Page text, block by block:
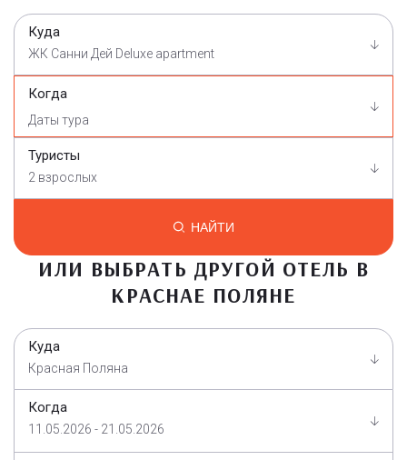
Куда
ЖК Санни Дей Deluxe apartment
Когда
Туристы
2 взрослых
НАЙТИ
ИЛИ ВЫБРАТЬ ДРУГОЙ ОТЕЛЬ В
КРАСНАЕ ПОЛЯНЕ
Куда
Красная Поляна
Когда
11.05.2026 - 21.05.2026